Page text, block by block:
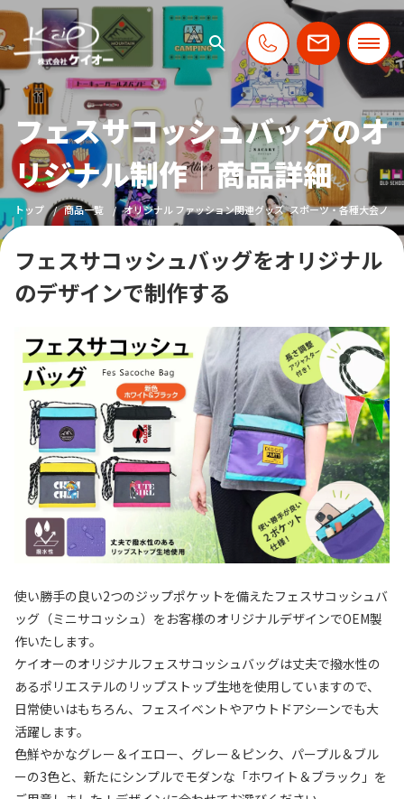
フェスサコッシュバッグのオ
リジナル制作｜商品詳細
トップ 商品一覧 オリジナル ファッション関連グッズ スポーツ・各種大会ノベ
フェスサコッシュバッグをオリジナル
のデザインで制作する
使い勝手の良い2つのジップポケットを備えたフェスサコッシュバ
ッグ（ミニサコッシュ）をお客様のオリジナルデザインでOEM製
作いたします。
ケイオーのオリジナルフェスサコッシュバッグは丈夫で撥水性の
あるポリエステルのリップストップ生地を使用していますので、
日常使いはもちろん、フェスイベントやアウトドアシーンでも大
活躍します。
色鮮やかなグレー＆イエロー、グレー＆ピンク、パープル＆ブル
ーの3色と、新たにシンプルでモダンな「ホワイト＆ブラック」を